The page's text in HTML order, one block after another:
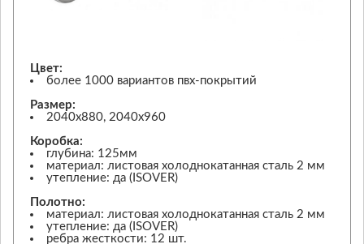
Цвет:
более 1000 вариантов пвх-покрытий
Размер:
2040х880, 2040х960
Коробка:
глубина: 125мм
материал: листовая холоднокатанная сталь 2 мм
утепление: да (ISOVER)
Полотно:
материал: листовая холоднокатанная сталь 2 мм
утепление: да (ISOVER)
ребра жесткости: 12 шт.